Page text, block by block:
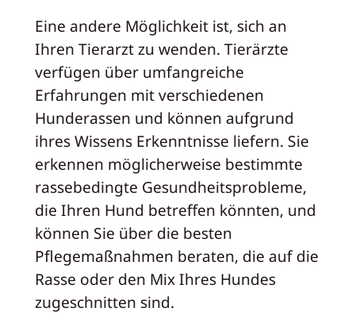
Eine andere Möglichkeit ist, sich an
Ihren Tierarzt zu wenden. Tierärzte
verfügen über umfangreiche
Erfahrungen mit verschiedenen
Hunderassen und können aufgrund
ihres Wissens Erkenntnisse liefern. Sie
erkennen möglicherweise bestimmte
rassebedingte Gesundheitsprobleme,
die Ihren Hund betreffen könnten, und
können Sie über die besten
Pflegemaßnahmen beraten, die auf die
Rasse oder den Mix Ihres Hundes
zugeschnitten sind.